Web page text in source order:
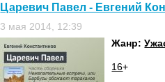
Этого не
Царевич Павел - Евгений
3 мая 2014, 12:39
Жанр:
16+